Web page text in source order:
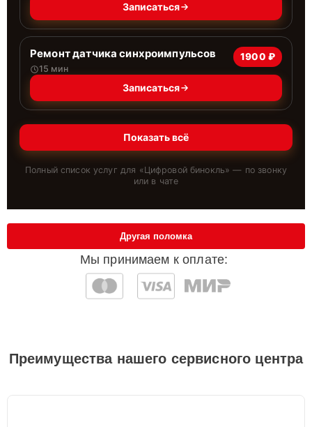
Записаться
Ремонт датчика синхроимпульсов
15 мин
1900 ₽
Записаться
Показать всё
Полный список услуг для «Цифровой бинокль» — по звонку
или в чате
Мы принимаем к оплате:
Другая поломка
Преимущества нашего сервисного центра